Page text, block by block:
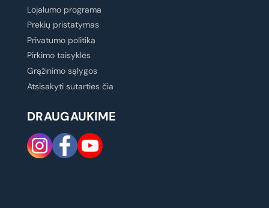
Lojalumo programa
Prekių pristatymas
Privatumo politika
Pirkimo taisyklės
Grąžinimo sąlygos
Atsisakyti sutarties čia
DRAUGAUKIME